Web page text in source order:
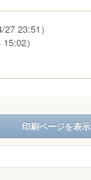
27 23:51）
）
印刷ページを表示